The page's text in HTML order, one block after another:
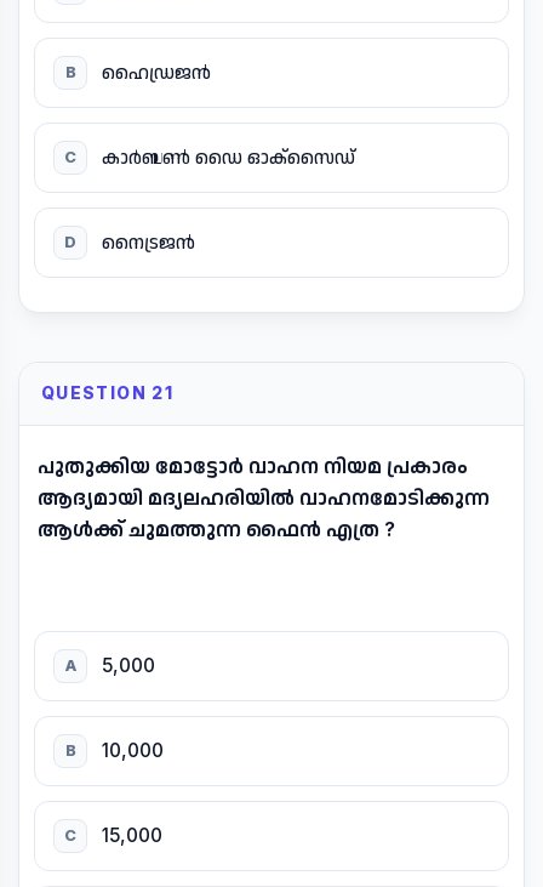
B ഹൈഡ്രജൻ
C കാർബൺ ഡൈ ഓക്സൈഡ്
D നൈട്രജൻ
QUESTION 21
പുതുക്കിയ മോട്ടോർ വാഹന നിയമ പ്രകാരം
ആദ്യമായി മദ്യലഹരിയിൽ വാഹനമോടിക്കുന്ന
ആൾക്ക് ചുമത്തുന്ന ഫൈൻ എത്ര ?
A 5,000
B 10,000
C 15,000